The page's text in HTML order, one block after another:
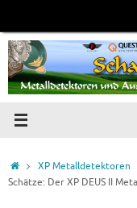
springen
Startseite
XP Metalldetektoren
Schätze: Der XP DEUS II